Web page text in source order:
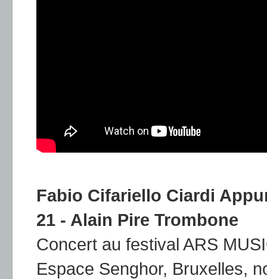
Fabio Cifariello Ciardi
21 - Alain Pire Trombone
Concert au festival ARS
Espace Senghor, Bruxelles,